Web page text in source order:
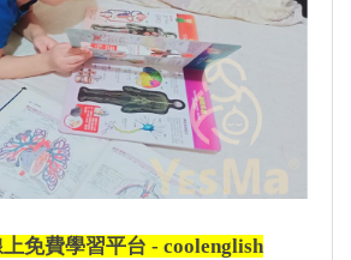
免費學習平台 - coolenglish